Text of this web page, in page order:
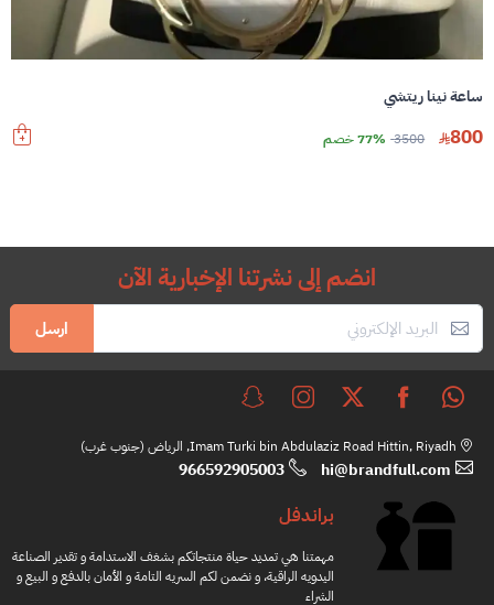
ساعة نينا ريتشي
800
3500 77% خصم
انضم إلى نشرتنا الإخبارية الآن
ارسل
Imam Turki bin Abdulaziz Road Hittin, Riyadh, الرياض (جنوب غرب)
hi@brandfull.com
966592905003
براندفل
مهمتنا هي تمديد حياة منتجاتكم بشغف الاستدامة و تقدير الصناعة
اليدويه الراقية، و نضمن لكم السريه التامة و الأمان بالدفع و البيع و
الشراء